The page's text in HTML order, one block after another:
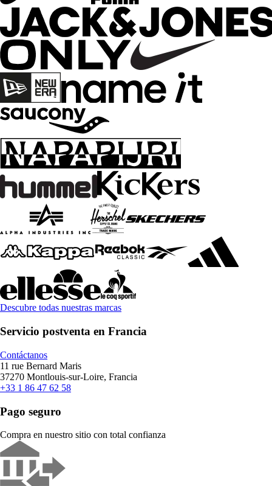
Descubre todas nuestras marcas
Servicio postventa en Francia
Contáctanos
11 rue Bernard Maris
37270 Montlouis-sur-Loire, Francia
+33 1 86 47 62 58
Pago seguro
Compra en nuestro sitio con total confianza